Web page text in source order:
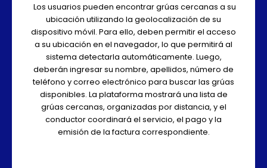
Los usuarios pueden encontrar grúas cercanas a su
ubicación utilizando la geolocalización de su
dispositivo móvil. Para ello, deben permitir el acceso
a su ubicación en el navegador, lo que permitirá al
sistema detectarla automáticamente. Luego,
deberán ingresar su nombre, apellidos, número de
teléfono y correo electrónico para buscar las grúas
disponibles. La plataforma mostrará una lista de
grúas cercanas, organizadas por distancia, y el
conductor coordinará el servicio, el pago y la
emisión de la factura correspondiente.